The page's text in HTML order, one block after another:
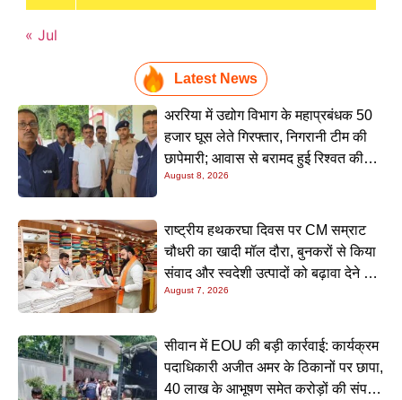
« Jul
Latest News
अररिया में उद्योग विभाग के महाप्रबंधक 50
हजार घूस लेते गिरफ्तार, निगरानी टीम की
छापेमारी; आवास से बरामद हुई रिश्वत की
रकम
August 8, 2026
राष्ट्रीय हथकरघा दिवस पर CM सम्राट
चौधरी का खादी मॉल दौरा, बुनकरों से किया
संवाद और स्वदेशी उत्पादों को बढ़ावा देने की
अपील
August 7, 2026
सीवान में EOU की बड़ी कार्रवाई: कार्यक्रम
पदाधिकारी अजीत अमर के ठिकानों पर छापा,
40 लाख के आभूषण समेत करोड़ों की संपत्ति